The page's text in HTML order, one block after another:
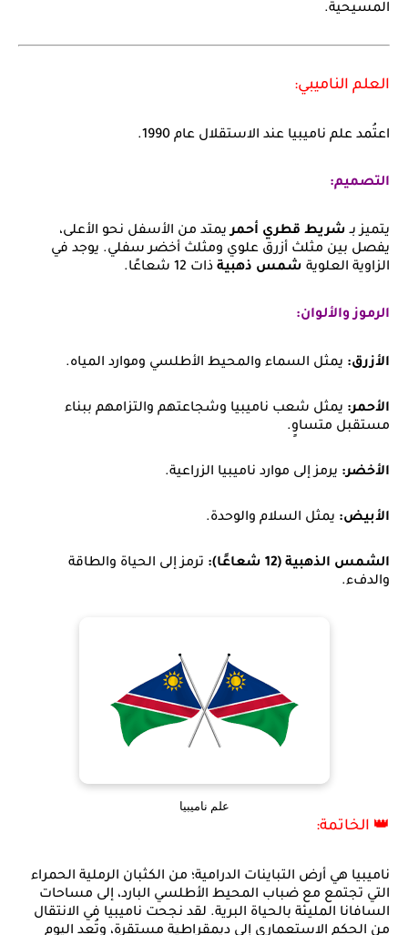
المسيحية.
العلم الناميبي:
اعتُمد علم ناميبيا عند الاستقلال عام 1990.
التصميم:
يتميز بـ شريط قطري أحمريمتد من الأسفل نحو الأعلى،
يفصل بين مثلث أزرق علوي ومثلث أخضر سفلي. يوجد في
الزاوية العلوية شمس ذهبية ذات 12 شعاعًا.
الرموز والألوان:
الأزرق: يمثل السماء والمحيط الأطلسي وموارد المياه.
الأحمر: يمثل شعب ناميبيا وشجاعتهم والتزامهم ببناء
مستقبل متساوٍ.
الأخضر: يرمز إلى موارد ناميبيا الزراعية.
الأبيض: يمثل السلام والوحدة.
الشمس الذهبية (12 شعاعًا):
ترمز إلى الحياة والطاقة
والدفء.
علم ناميبيا
👑 الخاتمة:
ناميبيا هي أرض التباينات الدرامية؛ من الكثبان الرملية الحمراء
التي تجتمع مع ضباب المحيط الأطلسي البارد، إلى مساحات
السافانا المليئة بالحياة البرية. لقد نجحت ناميبيا في الانتقال
من الحكم الاستعماري إلى ديمقراطية مستقرة، وتُعد اليوم